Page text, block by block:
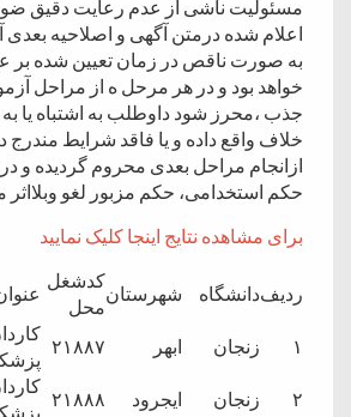
مسئولیت ناشی از عدم رعایت دقیق
اعلام شده درمتن آگهی و اصلاحیه بعدی
به صورت ناقص در زمان تعیین شده بر
خواهد بود و در هر مرحل ه از مراحل
جذب ،محرز شود داوطلب به اشتباه یا
خلاف واقع داده و یا فاقد شرایط
ازانجام مراحل بعدی محروم گردیده و
حکم استخدامی، حکم مزبور لغو
برای مشاهده نتایج اینجا کلیک نمایید
ردیفدانشگاه شهرستان
کدشغل
محل
۱ زنجان ابهر ۲۱۸۸۷
۲
زنجان ایجرود ۲۱۸۸۸